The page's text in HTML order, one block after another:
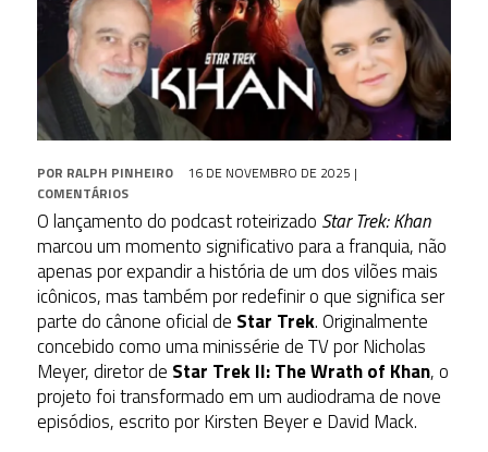
POR RALPH PINHEIRO 16 DE NOVEMBRO DE 2025 |
COMENTÁRIOS
O lançamento do podcast roteirizado Star Trek: Khan
marcou um momento significativo para a franquia, não
apenas por expandir a história de um dos vilões mais
icônicos, mas também por redefinir o que significa ser
parte do cânone oficial de Star Trek. Originalmente
concebido como uma minissérie de TV por Nicholas
Meyer, diretor de Star Trek II: The Wrath of Khan, o
projeto foi transformado em um audiodrama de nove
episódios, escrito por Kirsten Beyer e David Mack.